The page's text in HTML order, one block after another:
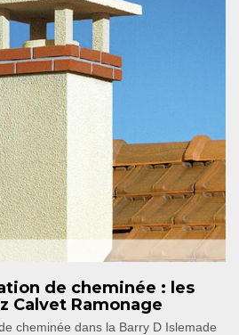
de cheminée : les
Calvet Ramonage
cheminée dans la Barry D Islemade